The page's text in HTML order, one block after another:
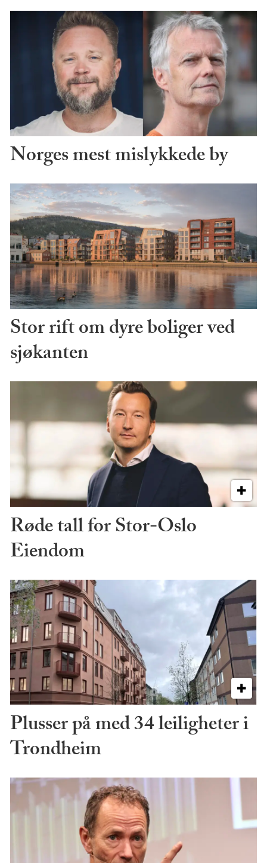
Norges mest mislykkede by
Stor rift om dyre boliger ved
sjøkanten
Røde tall for Stor-Oslo
Eiendom
Plusser på med 34 leiligheter i
Trondheim